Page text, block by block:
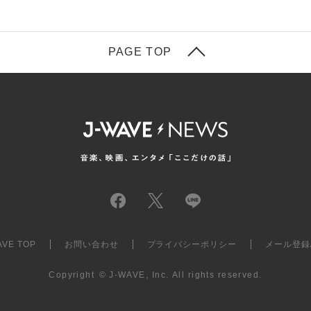
PAGE TOP
TOP お問い合わせ プライバシーポリシー メール登
Copyright © J-WAVE, Inc. All rights reserved.